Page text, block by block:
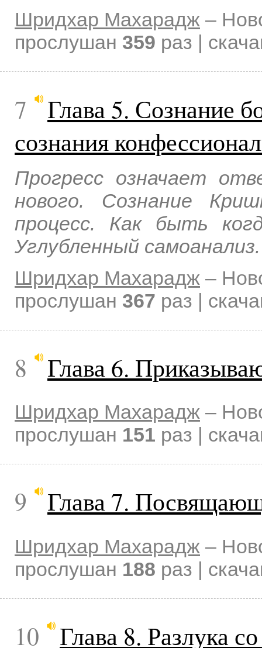
Шридхар Махарадж –
прослушан 359 раз |
7
Глава 5. Сознание
сознания
Прогресс означает
нового. Сознание
процесс. Как быть
Углубленный
Шридхар Махарадж –
прослушан 367 раз |
8 Глава 6.
Шридхар Махарадж –
прослушан 151 раз |
9 Глава 7.
Шридхар Махарадж –
прослушан 188 раз |
10 Глава 8. Разлука